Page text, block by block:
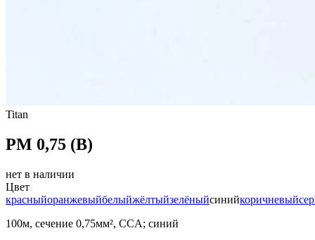
Titan
PM 0,75 (B)
нет в наличии
Цвет
красныйоранжевыйбелыйжёлтыйзелёныйсинийкоричневый
100м, сечение 0,75мм², CCA; синий